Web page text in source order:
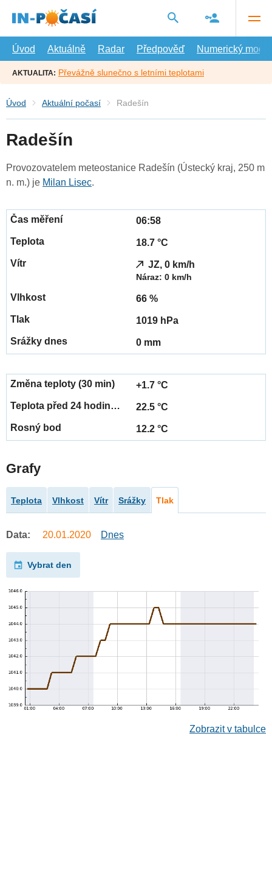
hlavní
Úvod
Aktuálně Radar Předpověď Numerický model
AKTUALITA: Převážně slunečno s letními teplotami
Úvod Aktuální počasí Radešín
Radešín
Provozovatelem meteostanice Radešín (Ústecký kraj, 250 m
n. m.) je Milan Lisec.
06:58
18.7 °C
JZ, 0 km/h
Náraz: 0 km/h
66 %
1019 hPa
0 mm
+1.7 °C
22.5 °C
12.2 °C
Grafy
Teplota Vlhkost Vítr Srážky Tlak
Data: 20.01.2020 Dnes
Vybrat den
Zobrazit v tabulce